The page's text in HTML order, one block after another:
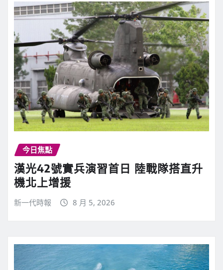
今日焦點
漢光42號實兵演習首日 陸戰隊搭直升
機北上增援
新一代時報 8 月 5, 2026